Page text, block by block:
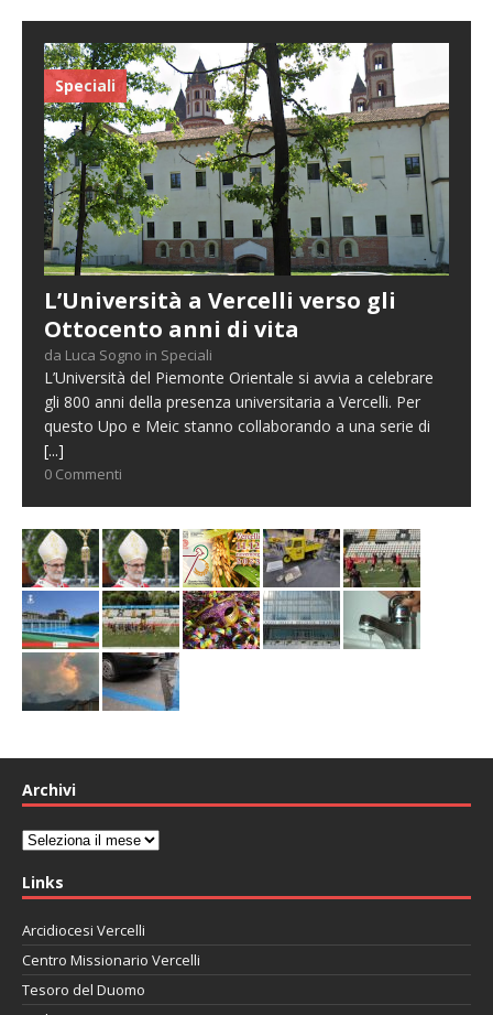
Speciali
L’Università a Vercelli verso gli
Ottocento anni di vita
da Luca Sogno in Speciali
L’Università del Piemonte Orientale si avvia a celebrare
gli 800 anni della presenza universitaria a Vercelli. Per
questo Upo e Meic stanno collaborando a una serie di
[...]
0 Commenti
Archivi
Archivi
Links
Arcidiocesi Vercelli
Centro Missionario Vercelli
Tesoro del Duomo